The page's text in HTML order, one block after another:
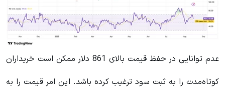
عدم توانایی در حفظ قیمت بالای 861 دلار ممکن است خریداران
کوتاه‌مدت را به ثبت سود ترغیب کرده باشد. این امر قیمت را به